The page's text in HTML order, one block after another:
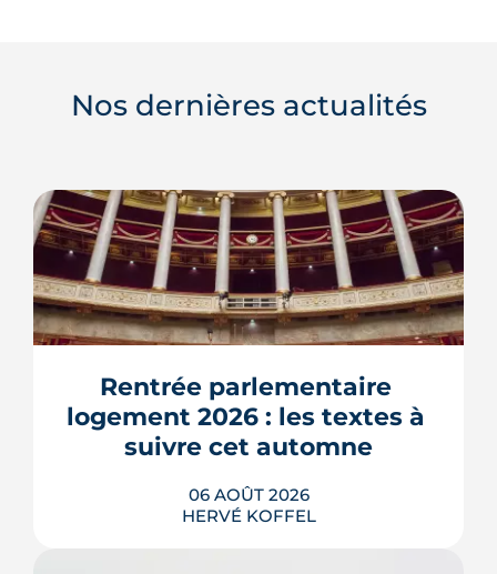
Nos dernières actualités
Rentrée parlementaire
logement 2026 : les textes à
suivre cet automne
06 AOÛT 2026
HERVÉ KOFFEL